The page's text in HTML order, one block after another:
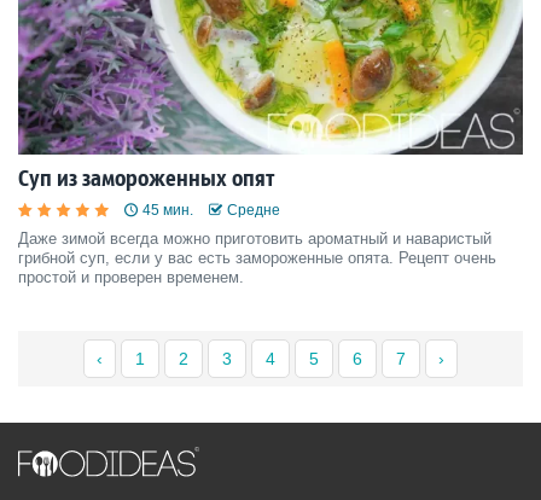
Суп из замороженных опят
45 мин. Средне
Даже зимой всегда можно приготовить ароматный и наваристый
грибной суп, если у вас есть замороженные опята. Рецепт очень
простой и проверен временем.
‹ 1 2 3 4 5 6 7 ›